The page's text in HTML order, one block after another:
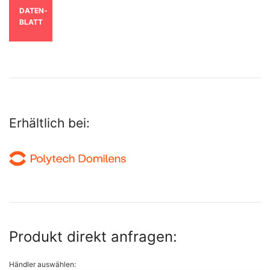
DATEN­
BLATT
Erhältlich bei:
Produkt direkt anfragen:
Händler auswählen: